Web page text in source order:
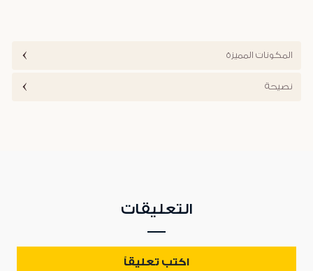
المكونات المميزة
نصيحة
التعليقات
اكتب تعليقاً